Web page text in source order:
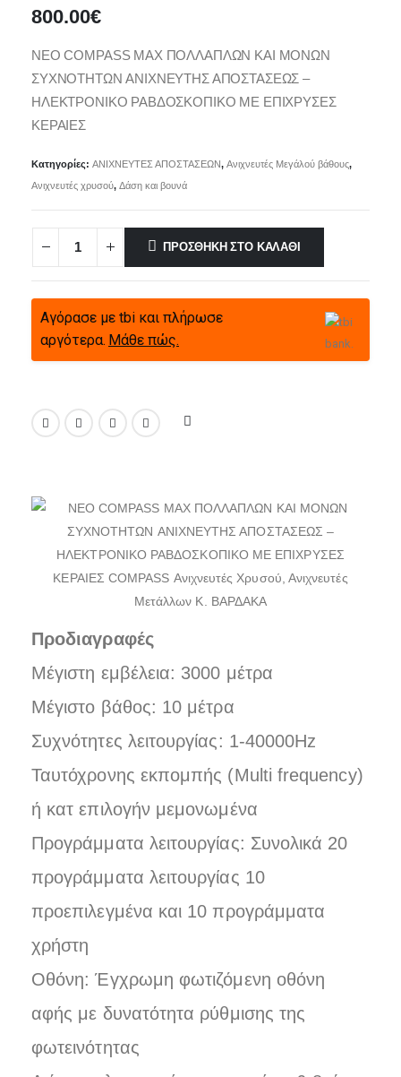
800.00€
ΝΕΟ COMPASS MAX ΠΟΛΛΑΠΛΩΝ ΚΑΙ ΜΟΝΩΝ
ΣΥΧΝΟΤΗΤΩΝ ANIXNEYTHΣ ΑΠΟΣΤΑΣΕΩΣ –
ΗΛΕΚΤΡΟΝΙΚΟ ΡΑΒΔΟΣΚΟΠΙΚΟ ΜΕ ΕΠΙΧΡΥΣΕΣ
ΚΕΡΑΙΕΣ
Κατηγορίες: ΑΝΙΧΝΕΥΤΕΣ ΑΠΟΣΤΑΣΕΩΝ, Ανιχνευτές Μεγάλού βάθους,
Ανιχνευτές χρυσού, Δάση και βουνά
ΠΡΟΣΘΉΚΗ ΣΤΟ ΚΑΛΆΘΙ
Αγόρασε με tbi και πλήρωσε
αργότερα. Μάθε πώς.
Προδιαγραφές
Μέγιστη εμβέλεια: 3000 μέτρα
Μέγιστο βάθος: 10 μέτρα
Συχνότητες λειτουργίας: 1-40000Hz
Ταυτόχρονης εκπομπής (Multi frequency)
ή κατ επιλογήν μεμονωμένα
Προγράμματα λειτουργίας: Συνολικά 20
προγράμματα λειτουργίας 10
προεπιλεγμένα και 10 προγράμματα
χρήστη
Οθόνη: Έγχρωμη φωτιζόμενη οθόνη
αφής με δυνατότητα ρύθμισης της
φωτεινότητας